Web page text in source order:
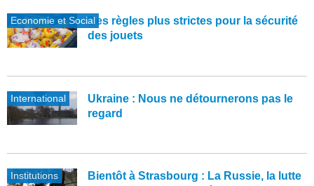
Economie et SocialDes règles plus strictes pour la sécurité
des jouets
International
Ukraine : Nous ne détournerons pas le
regard
Institutions
Bientôt à Strasbourg : La Russie, la lutte